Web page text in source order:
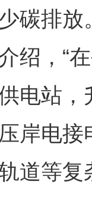
碳排
绍，“
电站
岸电
道等